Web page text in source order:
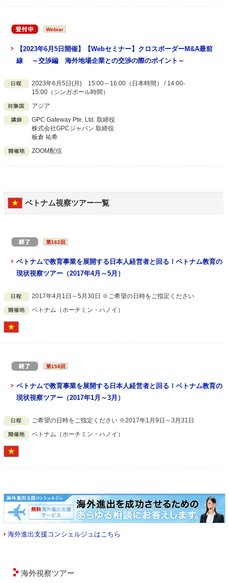
Webiar
【2023年6月5日開催】【Webセミナー】クロスボーダーM&A最前
線 ～交渉編 海外地場企業との交渉の際のポイント～
2023年6月5日(月) 15:00～16:00（日本時間） / 14:00-
15:00（シンガポール時間）
アジア
GPC Gateway Pte. Ltd. 取締役
株式会社GPCジャパン 取締役
板倉 祐希
ZOOM配信
ベトナム視察ツアー一覧
第162回
ベトナムで教育事業を展開する日本人経営者と回る！ベトナム教育の
現状視察ツアー（2017年4月～5月）
2017年4月1日～5月30日 ※ご希望の日時をご指定ください
ベトナム（ホーチミン・ハノイ）
第158回
ベトナムで教育事業を展開する日本人経営者と回る！ベトナム教育の
現状視察ツアー（2017年1月～3月）
ご希望の日時をご指定ください ※2017年1月9日～3月31日
ベトナム（ホーチミン・ハノイ）
海外進出支援コンシェルジュはこちら
海外視察ツアー